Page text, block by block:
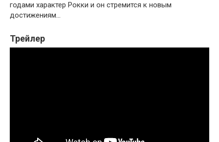
годами характер Рокки и он стремится к новым
достижениям…
Трейлер